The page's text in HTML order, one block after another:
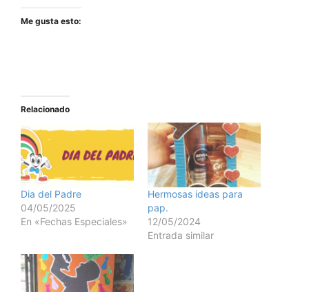
Me gusta esto:
Relacionado
Dia del Padre
04/05/2025
En «Fechas Especiales»
Hermosas ideas para
pap.
12/05/2024
Entrada similar